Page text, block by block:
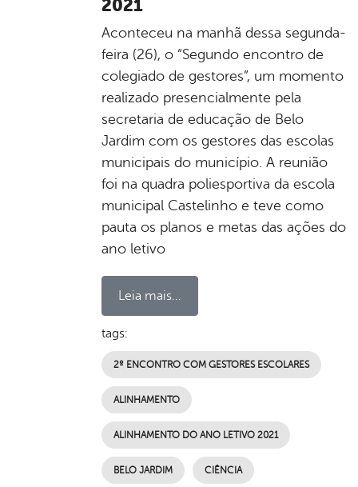
2021
Aconteceu na manhã dessa segunda-
feira (26), o “Segundo encontro de
colegiado de gestores”, um momento
realizado presencialmente pela
secretaria de educação de Belo
Jardim com os gestores das escolas
municipais do município. A reunião
foi na quadra poliesportiva da escola
municipal Castelinho e teve como
pauta os planos e metas das ações do
ano letivo
Leia mais...
tags:
2º ENCONTRO COM GESTORES ESCOLARES
ALINHAMENTO
ALINHAMENTO DO ANO LETIVO 2021
BELO JARDIM CIÊNCIA